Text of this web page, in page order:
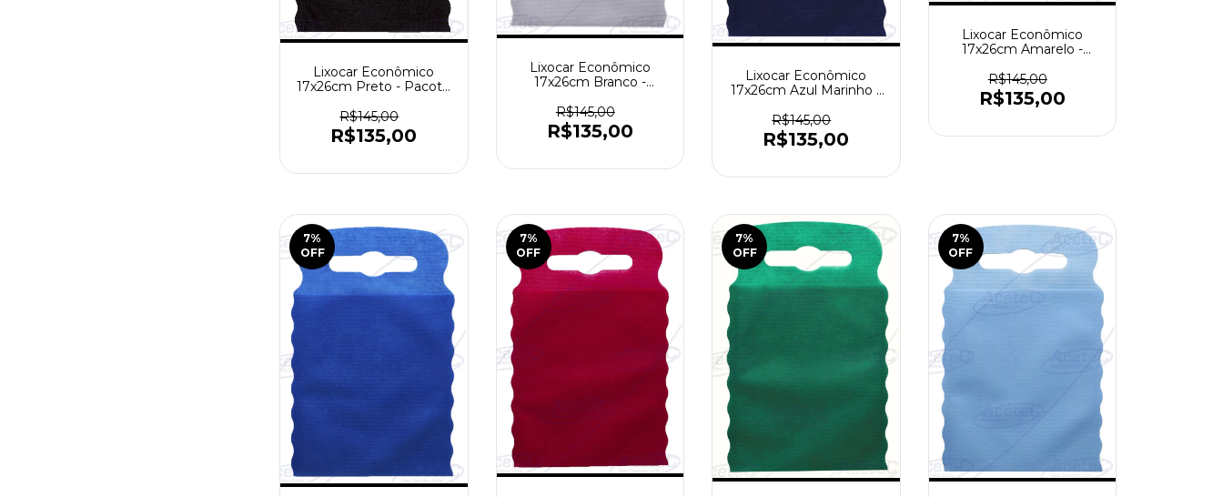
Lixocar Econômico
17x26cm Preto - Pacote
R$145,00
R$135,00
Lixocar Econômico
17x26cm Branco -
R$145,00
R$135,00
Lixocar Econômico
17x26cm Azul Marinho -
R$145,00
R$135,00
Lixocar Econômico
17x26cm Amarelo -
R$145,00
R$135,00
7%
OFF
7%
OFF
7%
OFF
7%
OFF